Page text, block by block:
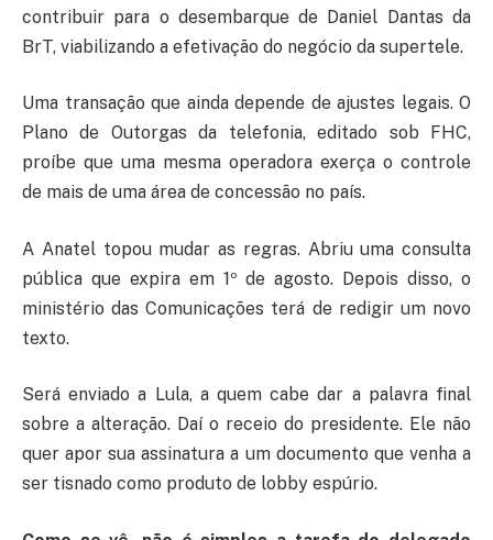
contribuir para o desembarque de Daniel Dantas da
BrT, viabilizando a efetivação do negócio da supertele.
Uma transação que ainda depende de ajustes legais. O
Plano de Outorgas da telefonia, editado sob FHC,
proíbe que uma mesma operadora exerça o controle
de mais de uma área de concessão no país.
A Anatel topou mudar as regras. Abriu uma consulta
pública que expira em 1º de agosto. Depois disso, o
ministério das Comunicações terá de redigir um novo
texto.
Será enviado a Lula, a quem cabe dar a palavra final
sobre a alteração. Daí o receio do presidente. Ele não
quer apor sua assinatura a um documento que venha a
ser tisnado como produto de lobby espúrio.